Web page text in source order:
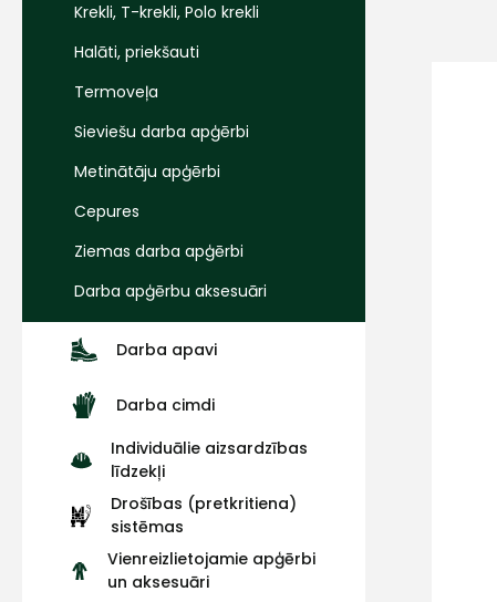
Krekli, T-krekli, Polo krekli
Halāti, priekšauti
Termoveļa
Sieviešu darba apģērbi
Metinātāju apģērbi
Cepures
Ziemas darba apģērbi
Darba apģērbu aksesuāri
Darba apavi
Darba cimdi
Individuālie aizsardzības
līdzekļi
Drošības (pretkritiena)
sistēmas
Vienreizlietojamie apģērbi
un aksesuāri